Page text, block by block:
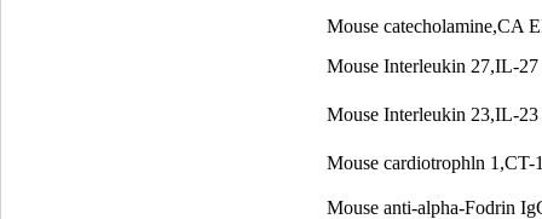
Mouse catecholamine,CA
Mouse Interleukin 27,IL-
Mouse Interleukin 23,IL-
Mouse cardiotrophln
Mouse anti-alpha-Fodrin